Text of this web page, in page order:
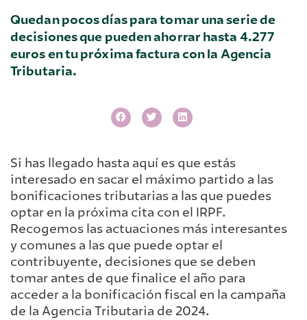
Quedan pocos días para tomar una serie de
decisiones que pueden ahorrar hasta 4.277
euros en tu próxima factura con la Agencia
Tributaria.
Si has llegado hasta aquí es que estás
interesado en sacar el máximo partido a las
bonificaciones tributarias a las que puedes
optar en la próxima cita con el IRPF.
Recogemos las actuaciones más interesantes
y comunes a las que puede optar el
contribuyente, decisiones que se deben
tomar antes de que finalice el año para
acceder a la bonificación fiscal en la campaña
de la Agencia Tributaria de 2024.